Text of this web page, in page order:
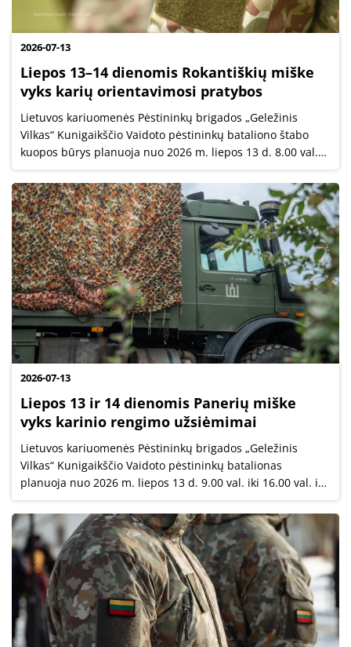
2026-07-13
Liepos 13–14 dienomis Rokantiškių miške
vyks karių orientavimosi pratybos
Lietuvos kariuomenės Pėstininkų brigados „Geležinis
Vilkas“ Kunigaikščio Vaidoto pėstininkų bataliono štabo
kuopos būrys planuoja nuo 2026 m. liepos 13 d. 8.00 val.
iki liepos 14 d. 17.00 val. vykdyti orientavimosi pratybas
Rokantiškių miške.
2026-07-13
Liepos 13 ir 14 dienomis Panerių miške
vyks karinio rengimo užsiėmimai
Lietuvos kariuomenės Pėstininkų brigados „Geležinis
Vilkas“ Kunigaikščio Vaidoto pėstininkų batalionas
planuoja nuo 2026 m. liepos 13 d. 9.00 val. iki 16.00 val. ir
liepos 14 d. nuo 9.00 val. iki 16.00 val. vykdyti užsiėmimus
Panerių miške.